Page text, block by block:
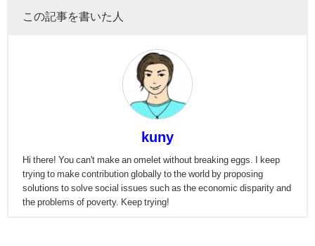
この記事を書いた人
kuny
Hi there! You can't make an omelet without breaking eggs. I keep
trying to make contribution globally to the world by proposing
solutions to solve social issues such as the economic disparity and
the problems of poverty. Keep trying!